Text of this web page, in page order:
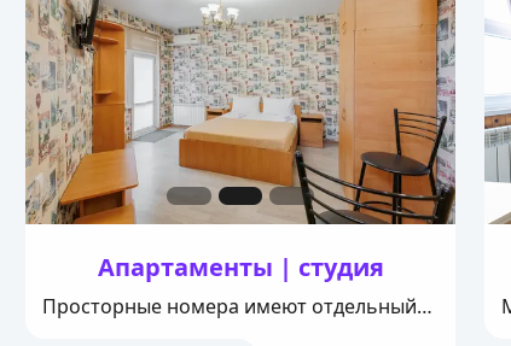
Апартаменты | студия
Просторные номера имеют отдельный